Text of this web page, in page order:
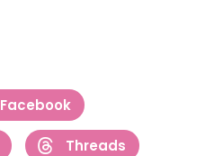
Facebook
Threads